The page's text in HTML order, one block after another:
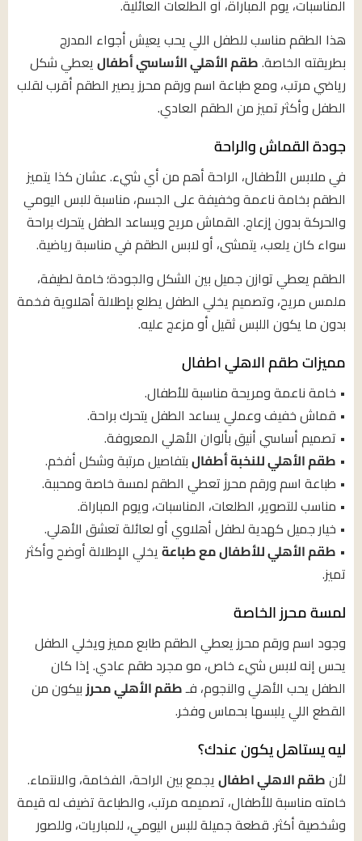
المناسبات، يوم المباراة، أو الطلعات العائلية.
هذا الطقم مناسب للطفل اللي يحب يعيش أجواء المدرج
بطريقته الخاصة.طقم الأهلي الأساسي أطفاليعطي شكل
رياضي مرتب، ومع طباعة اسم ورقم محرز يصير الطقم أقرب لقلب
الطفل وأكثر تميز من الطقم العادي.
جودة القماش والراحة
في ملابس الأطفال، الراحة أهم من أي شيء. عشان كذا يتميز
الطقم بخامة ناعمة وخفيفة على الجسم، مناسبة للبس اليومي
والحركة بدون إزعاج. القماش مريح ويساعد الطفل يتحرك براحة
سواء كان يلعب، يتمشى، أو لابس الطقم في مناسبة رياضية.
الطقم يعطي توازن جميل بين الشكل والجودة؛ خامة لطيفة،
ملمس مريح، وتصميم يخلي الطفل يطلع بإطلالة أهلاوية فخمة
بدون ما يكون اللبس ثقيل أو مزعج عليه.
مميزات طقم الاهلي اطفال
• خامة ناعمة ومريحة مناسبة للأطفال.
• قماش خفيف وعملي يساعد الطفل يتحرك براحة.
• تصميم أساسي أنيق بألوان الأهلي المعروفة.
• طقم الأهلي للنخبة أطفالبتفاصيل مرتبة وشكل أفخم.
• طباعة اسم ورقم محرز تعطي الطقم لمسة خاصة ومحببة.
• مناسب للتصوير، الطلعات، المناسبات، ويوم المباراة.
• خيار جميل كهدية لطفل أهلاوي أو لعائلة تعشق الأهلي.
• طقم الأهلي للأطفال مع طباعةيخلي الإطلالة أوضح وأكثر
تميز.
لمسة محرز الخاصة
وجود اسم ورقم محرز يعطي الطقم طابع مميز ويخلي الطفل
يحس إنه لابس شيء خاص، مو مجرد طقم عادي. إذا كان
الطفل يحب الأهلي والنجوم، فـطقم الأهلي محرزبيكون من
القطع اللي يلبسها بحماس وفخر.
ليه يستاهل يكون عندك؟
لأنطقم الاهلي اطفاليجمع بين الراحة، الفخامة، والانتماء.
خامته مناسبة للأطفال، تصميمه مرتب، والطباعة تضيف له قيمة
وشخصية أكثر. قطعة جميلة للبس اليومي، للمباريات، وللصور